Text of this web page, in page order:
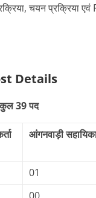
चयन
Details
कुल 39 पद
आंगनवाड़ी
01